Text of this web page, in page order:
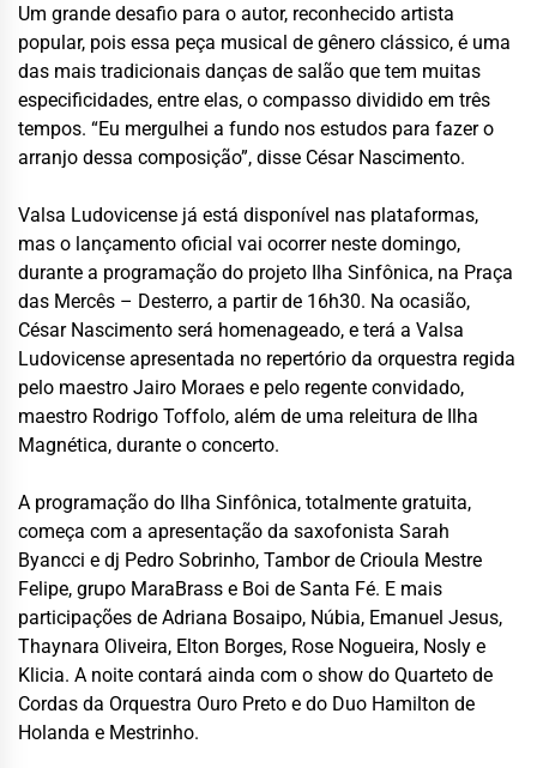
Um grande desafio para o autor, reconhecido artista
popular, pois essa peça musical de gênero clássico, é uma
das mais tradicionais danças de salão que tem muitas
especificidades, entre elas, o compasso dividido em três
tempos. “Eu mergulhei a fundo nos estudos para fazer o
arranjo dessa composição”, disse César Nascimento.
Valsa Ludovicense já está disponível nas plataformas,
mas o lançamento oficial vai ocorrer neste domingo,
durante a programação do projeto Ilha Sinfônica, na Praça
das Mercês – Desterro, a partir de 16h30. Na ocasião,
César Nascimento será homenageado, e terá a Valsa
Ludovicense apresentada no repertório da orquestra regida
pelo maestro Jairo Moraes e pelo regente convidado,
maestro Rodrigo Toffolo, além de uma releitura de Ilha
Magnética, durante o concerto.
A programação do Ilha Sinfônica, totalmente gratuita,
começa com a apresentação da saxofonista Sarah
Byancci e dj Pedro Sobrinho, Tambor de Crioula Mestre
Felipe, grupo MaraBrass e Boi de Santa Fé. E mais
participações de Adriana Bosaipo, Núbia, Emanuel Jesus,
Thaynara Oliveira, Elton Borges, Rose Nogueira, Nosly e
Klicia. A noite contará ainda com o show do Quarteto de
Cordas da Orquestra Ouro Preto e do Duo Hamilton de
Holanda e Mestrinho.